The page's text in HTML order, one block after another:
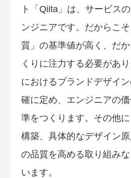
ト「Qiita」は、サービス
ンジニアです。だからこ
質」の基準値が高く、だ
くりに注力する必要があ
におけるブランドデザイ
確に定め、エンジニアの
準をつくります。その他
構築、具体的なデザイン
の品質を高める取り組み
います。